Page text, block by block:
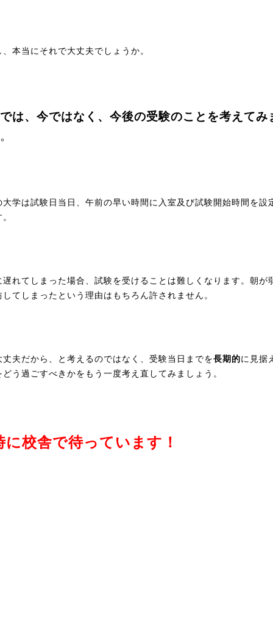
、本当にそれで大丈夫でしょうか。
は、今ではなく、今後の受験のことを考えてみ
。
大学は試験日当日、午前の早い時間に入室及び試験開始時間を設
遅れてしまった場合、試験を受けることは難しくなります。朝が
してしまったという理由はもちろん許されません。
丈夫だから、と考えるのではなく、受験当日までを長期的に見据
どう過ごすべきかをもう一度考え直してみましょう。
に校舎で待っています！